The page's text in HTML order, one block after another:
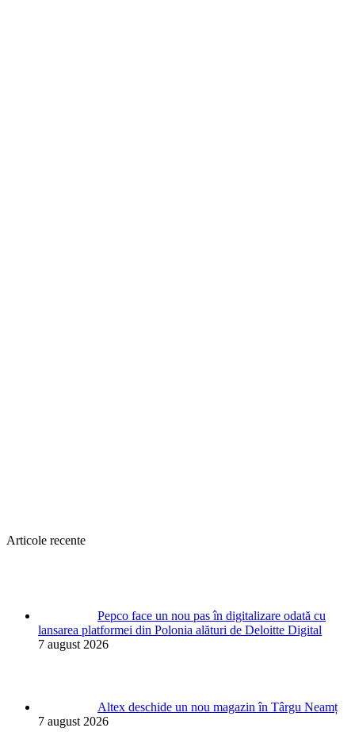
Articole recente
Pepco face un nou pas în digitalizare odată cu
lansarea platformei din Polonia alături de Deloitte Digital
7 august 2026
Altex deschide un nou magazin în Târgu Neamț
7 august 2026